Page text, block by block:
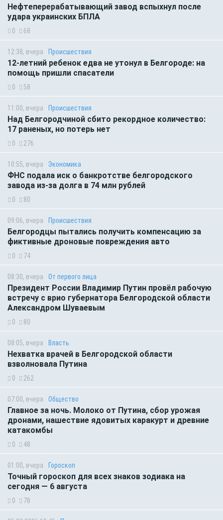
Нефтеперерабатывающий завод вспыхнул после
удара украинских БПЛА
0 68
12:38, вчера Происшествия
12-летний ребенок едва не утонул в Белгороде: на
помощь пришли спасатели
0 58
11:00, вчера Происшествия
Над Белгородчиной сбито рекордное количество:
17 раненых, но потерь нет
0 276
10:55, вчера Экономика
ФНС подала иск о банкротстве белгородского
завода из-за долга в 74 млн рублей
0 80
09:06, вчера Происшествия
Белгородцы пытались получить компенсацию за
фиктивные дроновые повреждения авто
0 74
08:30, вчера От первого лица
Президент России Владимир Путин провёл рабочую
встречу с врио губернатора Белгородской области
Александром Шуваевым
0 80
08:05, вчера Власть
Нехватка врачей в Белгородской области
взволновала Путина
0 262
07:00, вчера Общество
Главное за ночь. Молоко от Путина, сбор урожая
дронами, нашествие ядовитых каракурт и древние
катакомбы
0 48
01:00, вчера Гороскоп
Точный гороскоп для всех знаков зодиака на
сегодня — 6 августа
0 78